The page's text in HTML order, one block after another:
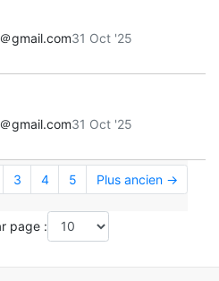
gmail.com31 Oct '25
gmail.com31 Oct '25
3 4 5 Plus ancien →
page :